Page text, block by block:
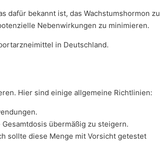
dafür bekannt ist, das Wachstumshormon zu
Nebenwirkungen zu minimieren.
in Deutschland.
Hier sind einige allgemeine Richtlinien:
übermäßig zu steigern.
sollte diese Menge mit Vorsicht getestet